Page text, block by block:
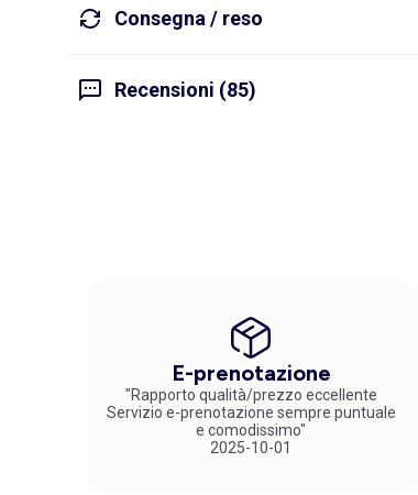
Consegna / reso
Recensioni (85)
E-prenotazione
"Rapporto qualità/prezzo eccellente
Servizio e-prenotazione sempre puntuale
e comodissimo"
2025-10-01